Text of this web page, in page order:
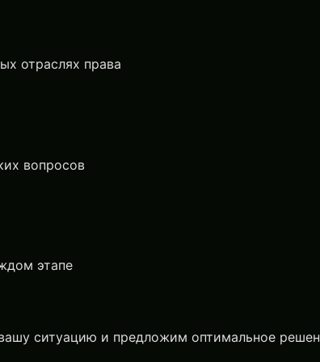
отраслях права
вопросов
этапе
ситуацию и предложим оптимальное